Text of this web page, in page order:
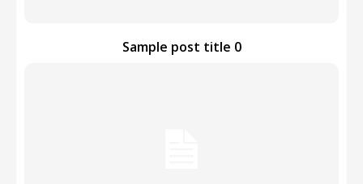
Sample post title 0